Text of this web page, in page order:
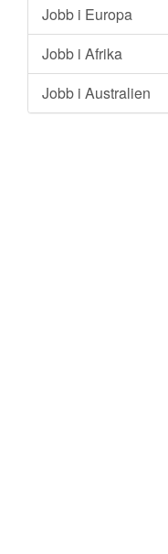
Jobb i Europa
Jobb i Afrika
Jobb i Australien